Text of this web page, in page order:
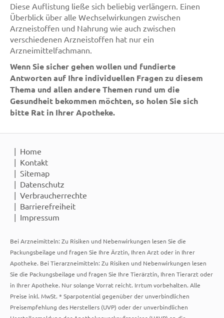
Diese Auflistung ließe sich beliebig verlängern. Einen
Überblick über alle Wechselwirkungen zwischen
Arzneistoffen und Nahrung wie auch zwischen
verschiedenen Arzneistoffen hat nur ein
Arzneimittelfachmann.
Wenn Sie sicher gehen wollen und fundierte
Antworten auf Ihre individuellen Fragen zu diesem
Thema und allen andere Themen rund um die
Gesundheit bekommen möchten, so holen Sie sich
bitte Rat in Ihrer Apotheke.
Home
Kontakt
Sitemap
Datenschutz
Verbraucherrechte
Barrierefreiheit
Impressum
Bei Arzneimitteln: Zu Risiken und Nebenwirkungen lesen Sie die
Packungsbeilage und fragen Sie Ihre Ärztin, Ihren Arzt oder in Ihrer
Apotheke. Bei Tierarzneimitteln: Zu Risiken und Nebenwirkungen lesen
Sie die Packungsbeilage und fragen Sie Ihre Tierärztin, Ihren Tierarzt oder
in Ihrer Apotheke. Nur solange Vorrat reicht. Irrtum vorbehalten. Alle
Preise inkl. MwSt. * Sparpotential gegenüber der unverbindlichen
Preisempfehlung des Herstellers (UVP) oder der unverbindlichen